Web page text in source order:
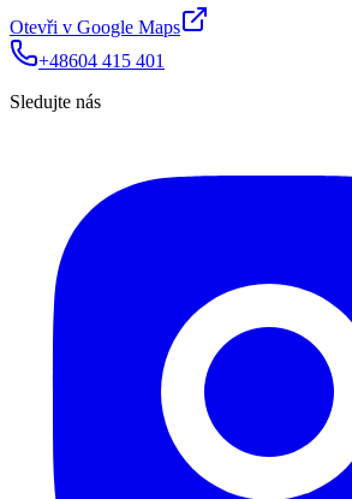
Otevři v Google Maps
+48604 415 401
Sledujte nás